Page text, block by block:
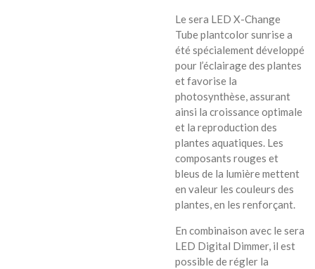
Le sera LED X-Change
Tube plantcolor sunrise a
été spécialement développé
pour l’éclairage des plantes
et favorise la
photosynthèse, assurant
ainsi la croissance optimale
et la reproduction des
plantes aquatiques. Les
composants rouges et
bleus de la lumière mettent
en valeur les couleurs des
plantes, en les renforçant.
En combinaison avec le sera
LED Digital Dimmer, il est
possible de régler la